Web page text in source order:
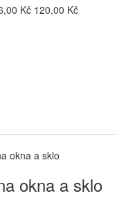
Kč 120,00 Kč
okna a sklo